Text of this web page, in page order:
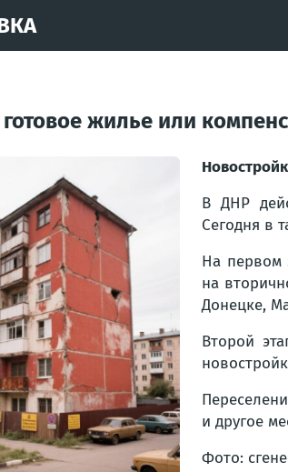
жилье или
В ДНР
Сегодня в
На первом
на
Донецке,
Второй
и другое
Фото: